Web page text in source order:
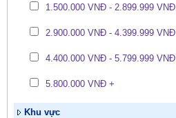
1.500.000 VNĐ - 2.899.999 VNĐ
2.900.000 VNĐ - 4.399.999 VNĐ
4.400.000 VNĐ - 5.799.999 VNĐ
5.800.000 VNĐ +
Khu vực